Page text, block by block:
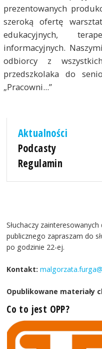
prezentowanych
szeroką ofertę
edukacyjnych,
informacyjnych.
odbiorcy z
przedszkolaka do
„Pracowni...”
Aktualności
Podcasty
Regulamin
Słuchaczy
publicznego zapraszam do
po godzinie 22-ej.
Kontakt:
Opublikowane materiały
Co to jest OPP?